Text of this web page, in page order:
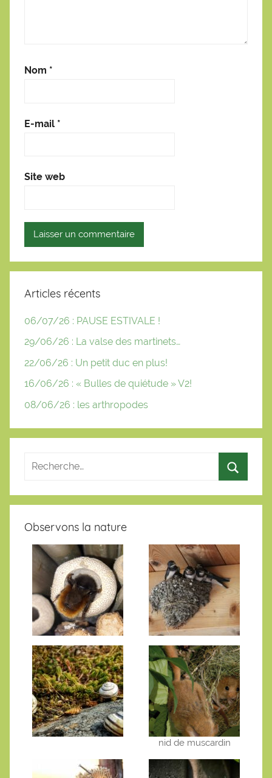
Nom *
E-mail *
Site web
Articles récents
06/07/26 : PAUSE ESTIVALE !
29/06/26 : La valse des martinets…
22/06/26 : Un petit duc en plus!
16/06/26 : « Bulles de quiétude » V2!
08/06/26 : les arthropodes
Observons la nature
nid de muscardin